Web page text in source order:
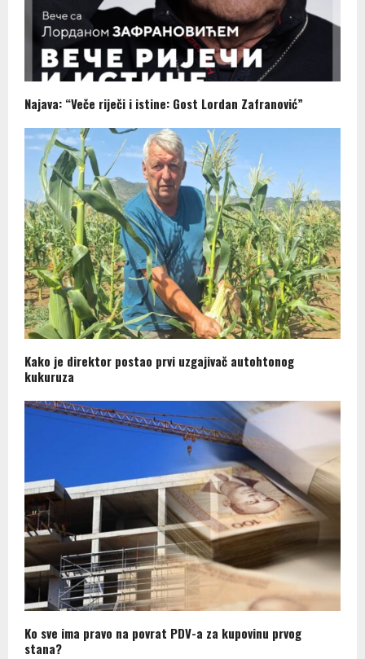
Najava: “Veče riječi i istine: Gost Lordan Zafranović”
Kako je direktor postao prvi uzgajivač autohtonog
kukuruza
Ko sve ima pravo na povrat PDV-a za kupovinu prvog
stana?